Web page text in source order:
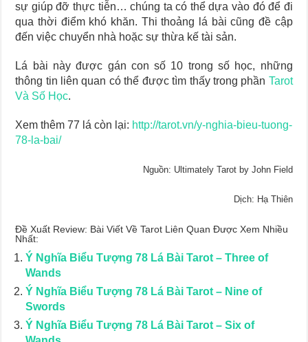
sự giúp đỡ thực tiễn… chúng ta có thể dựa vào đó để đi
qua thời điểm khó khăn. Thi thoảng lá bài cũng đề cập
đến việc chuyển nhà hoặc sự thừa kế tài sản.
Lá bài này được gán con số 10 trong số học, những
thông tin liên quan có thể được tìm thấy trong phần Tarot
Và Số Học.
Xem thêm 77 lá còn lại: http://tarot.vn/y-nghia-bieu-tuong-
78-la-bai/
Nguồn: Ultimately Tarot by John Field
Dịch: Hạ Thiên
Đề Xuất Review: Bài Viết Về Tarot Liên Quan Được Xem Nhiều
Nhất:
Ý Nghĩa Biểu Tượng 78 Lá Bài Tarot – Three of
Wands
Ý Nghĩa Biểu Tượng 78 Lá Bài Tarot – Nine of
Swords
Ý Nghĩa Biểu Tượng 78 Lá Bài Tarot – Six of